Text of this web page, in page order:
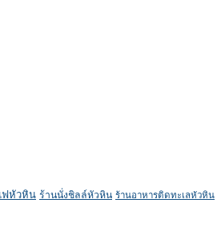
ฟหัวหิน ร้านนั่งชิลล์หัวหิน ร้านอาหารติดทะเลหัวหิน